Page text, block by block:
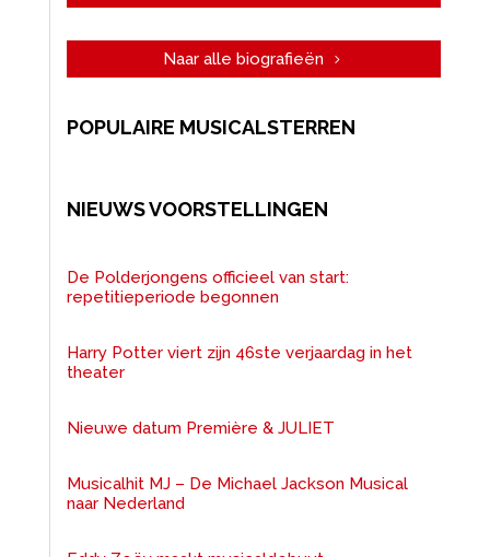
Naar alle biografieën
POPULAIRE MUSICALSTERREN
NIEUWS VOORSTELLINGEN
De Polderjongens officieel van start:
repetitieperiode begonnen
Harry Potter viert zijn 46ste verjaardag in het
theater
Nieuwe datum Première & JULIET
Musicalhit MJ – De Michael Jackson Musical
naar Nederland